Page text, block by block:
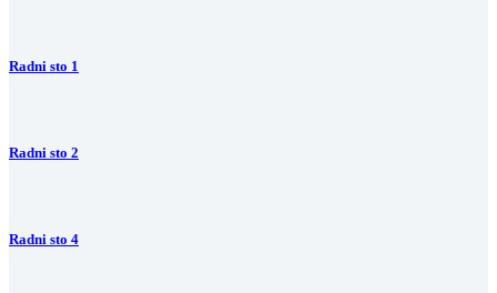
Radni sto 1
Radni sto 2
Radni sto 4